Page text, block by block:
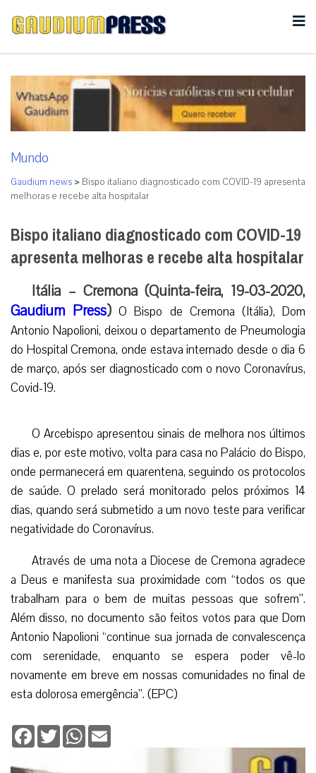
Mundo
Gaudium news > Bispo italiano diagnosticado com COVID-19 apresenta
melhoras e recebe alta hospitalar
Bispo italiano diagnosticado com COVID-19
apresenta melhoras e recebe alta hospitalar
Itália – Cremona (Quinta-feira, 19-03-2020,
Gaudium Press) O Bispo de Cremona (Itália), Dom
Antonio Napolioni, deixou o departamento de Pneumologia
do Hospital Cremona, onde estava internado desde o dia 6
de março, após ser diagnosticado com o novo Coronavírus,
Covid-19.
O Arcebispo apresentou sinais de melhora nos últimos
dias e, por este motivo, volta para casa no Palácio do Bispo,
onde permanecerá em quarentena, seguindo os protocolos
de saúde. O prelado será monitorado pelos próximos 14
dias, quando será submetido a um novo teste para verificar
negatividade do Coronavírus.
Através de uma nota a Diocese de Cremona agradece
a Deus e manifesta sua proximidade com “todos os que
trabalham para o bem de muitas pessoas que sofrem”.
Além disso, no documento são feitos votos para que Dom
Antonio Napolioni “continue sua jornada de convalescença
com serenidade, enquanto se espera poder vê-lo
novamente em breve em nossas comunidades no final de
esta dolorosa emergência”. (EPC)
Facebook
TwitterWhatsApp